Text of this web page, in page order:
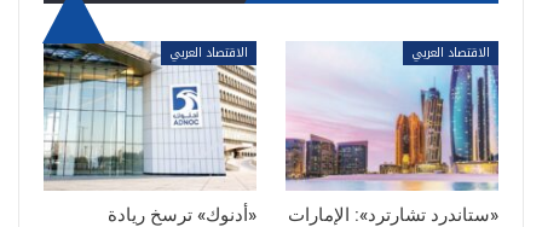
الاقتصاد العربي
«ستاندرد تشارترد»: الإمارات
الاقتصاد العربي
«أدنوك» ترسخ ريادة